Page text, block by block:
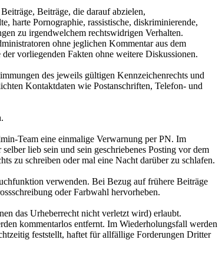
Beiträge, die darauf abzielen,
harte Pornographie, rassistische, diskriminierende,
zu irgendwelchem rechtswidrigen Verhalten.
ohne jeglichen Kommentar aus dem
vorliegenden Fakten ohne weitere Diskussionen.
des jeweils gültigen Kennzeichenrechts und
Kontaktdaten wie Postanschriften, Telefon- und
Team eine einmalige Verwarnung per PN. Im
lieb sein und sein geschriebenes Posting vor dem
zu schreiben oder mal eine Nacht darüber zu schlafen.
verwenden. Bei Bezug auf frühere Beiträge
oder Farbwahl hervorheben.
das Urheberrecht nicht verletzt wird) erlaubt.
kommentarlos entfernt. Im Wiederholungsfall werden
feststellt, haftet für allfällige Forderungen Dritter